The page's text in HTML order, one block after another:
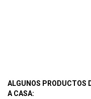
ALGUNOS PRODUCTOS
A CASA: